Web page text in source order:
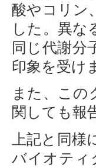
酸やコリン
した。異な
同じ代謝分
印象を受け
また、この
関しても報
上記と同
バイオティ